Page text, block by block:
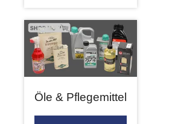
Öle & Pflegemittel